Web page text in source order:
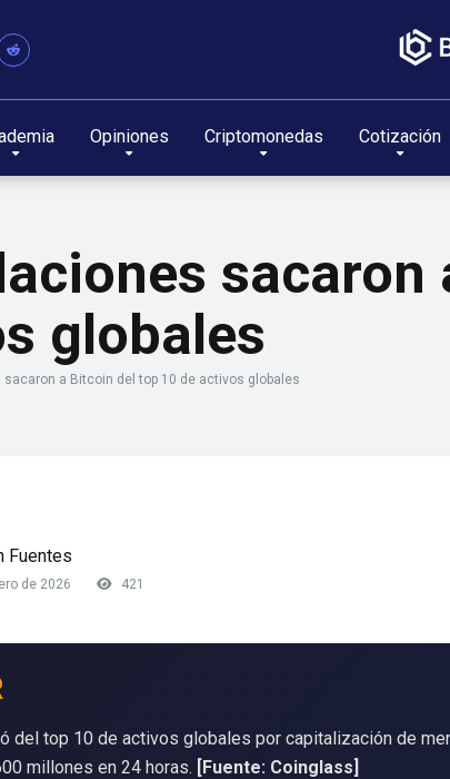
Opiniones Criptomonedas Cotización
globales
sacaron a Bitcoin del top 10 de activos globales
Fuentes
de 2026 421
del top 10 de activos globales por capitalización de
millones en 24 horas. [Fuente: Coinglass]